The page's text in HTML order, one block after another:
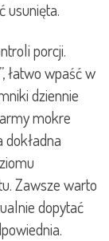
usunięta.
porcji.
łatwo wpaść w
dziennie
mokre
Zawsze warto
dopytać